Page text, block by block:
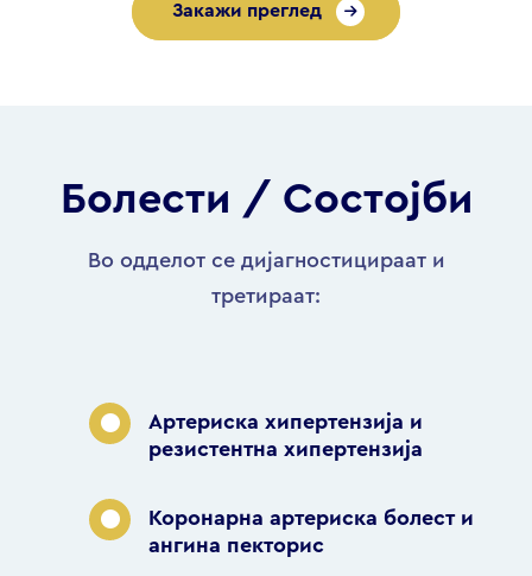
Закажи преглед
Болести / Состојби
Во одделот се дијагностицираат и
третираат:
Артериска хипертензија и
резистентна хипертензија
Коронарна артериска болест и
ангина пекторис